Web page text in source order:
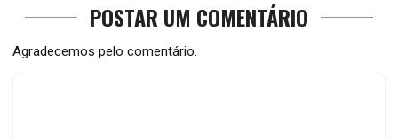
POSTAR UM COMENTÁRIO
Agradecemos pelo comentário.